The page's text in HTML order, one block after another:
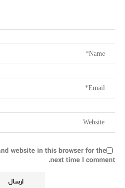
website in this browser for the
next time I comment.